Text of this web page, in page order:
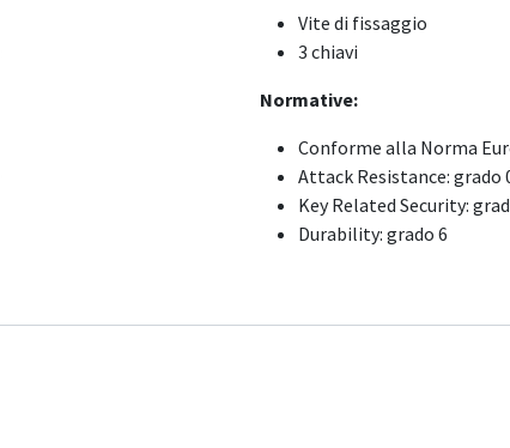
Vite di fissaggio
3 chiavi
Normative:
Conforme alla Norma
Attack Resistance: grado
Key Related Security:
Durability: grado 6